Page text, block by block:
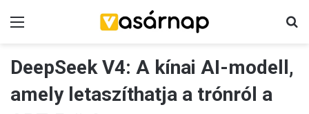
DeepSeek V4: A kínai AI-modell,
amely letaszíthatja a trónról a